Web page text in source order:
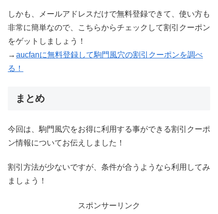
しかも、メールアドレスだけで無料登録できて、使い方も
非常に簡単なので、こちらからチェックして割引クーポン
をゲットしましょう！
→ aucfanに無料登録して駒門風穴の割引クーポンを調べ
る！
まとめ
今回は、駒門風穴をお得に利用する事ができる割引クーポ
ン情報についてお伝えしました！
割引方法が少ないですが、条件が合うようなら利用してみ
ましょう！
スポンサーリンク